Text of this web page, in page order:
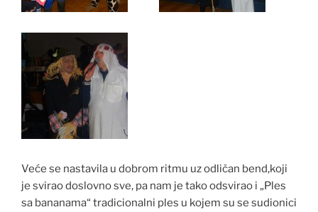
Veće se nastavila u dobrom ritmu uz odličan bend,koji
je svirao doslovno sve, pa nam je tako odsvirao i „Ples
sa bananama“ tradicionalni ples u kojem su se sudionici